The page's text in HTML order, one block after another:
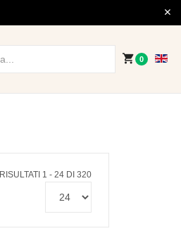
0
RISULTATI 1 - 24 DI 320